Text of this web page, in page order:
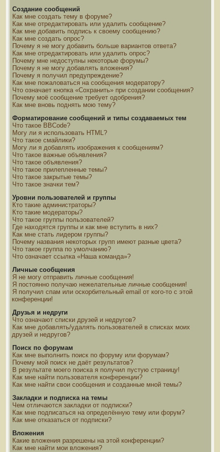
Создание сообщений
Как мне создать тему в форуме?
Как мне отредактировать или удалить сообщение?
Как мне добавить подпись к своему сообщению?
Как мне создать опрос?
Почему я не могу добавить больше вариантов ответа?
Как мне отредактировать или удалить опрос?
Почему мне недоступны некоторые форумы?
Почему я не могу добавлять вложения?
Почему я получил предупреждение?
Как мне пожаловаться на сообщения модератору?
Что означает кнопка «Сохранить» при создании сообщения?
Почему моё сообщение требует одобрения?
Как мне вновь поднять мою тему?
Форматирование сообщений и типы создаваемых тем
Что такое BBCode?
Могу ли я использовать HTML?
Что такое смайлики?
Могу ли я добавлять изображения к сообщениям?
Что такое важные объявления?
Что такое объявления?
Что такое прилепленные темы?
Что такое закрытые темы?
Что такое значки тем?
Уровни пользователей и группы
Кто такие администраторы?
Кто такие модераторы?
Что такое группы пользователей?
Где находятся группы и как мне вступить в них?
Как мне стать лидером группы?
Почему названия некоторых групп имеют разные цвета?
Что такое группа по умолчанию?
Что означает ссылка «Наша команда»?
Личные сообщения
Я не могу отправить личные сообщения!
Я постоянно получаю нежелательные личные сообщения!
Я получил спам или оскорбительный email от кого-то с этой
конференции!
Друзья и недруги
Что означают списки друзей и недругов?
Как мне добавлять/удалять пользователей в списках моих
друзей и недругов?
Поиск по форумам
Как мне выполнить поиск по форуму или форумам?
Почему мой поиск не даёт результатов?
В результате моего поиска я получил пустую страницу!
Как мне найти пользователя конференции?
Как мне найти свои сообщения и созданные мной темы?
Закладки и подписка на темы
Чем отличаются закладки от подписки?
Как мне подписаться на определённую тему или форум?
Как мне отказаться от подписки?
Вложения
Какие вложения разрешены на этой конференции?
Как мне найти мои вложения?